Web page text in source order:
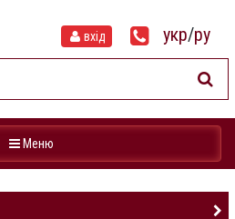
вхід укр/ру
Навігація
Меню